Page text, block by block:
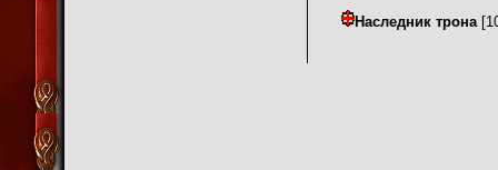
Наследник трона